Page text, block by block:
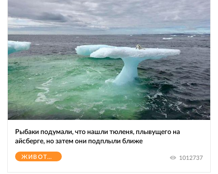
Рыбаки подумали, что нашли тюленя, плывущего на
айсберге, но затем они подплыли ближе
ЖИВОТНЫЕ 1012737